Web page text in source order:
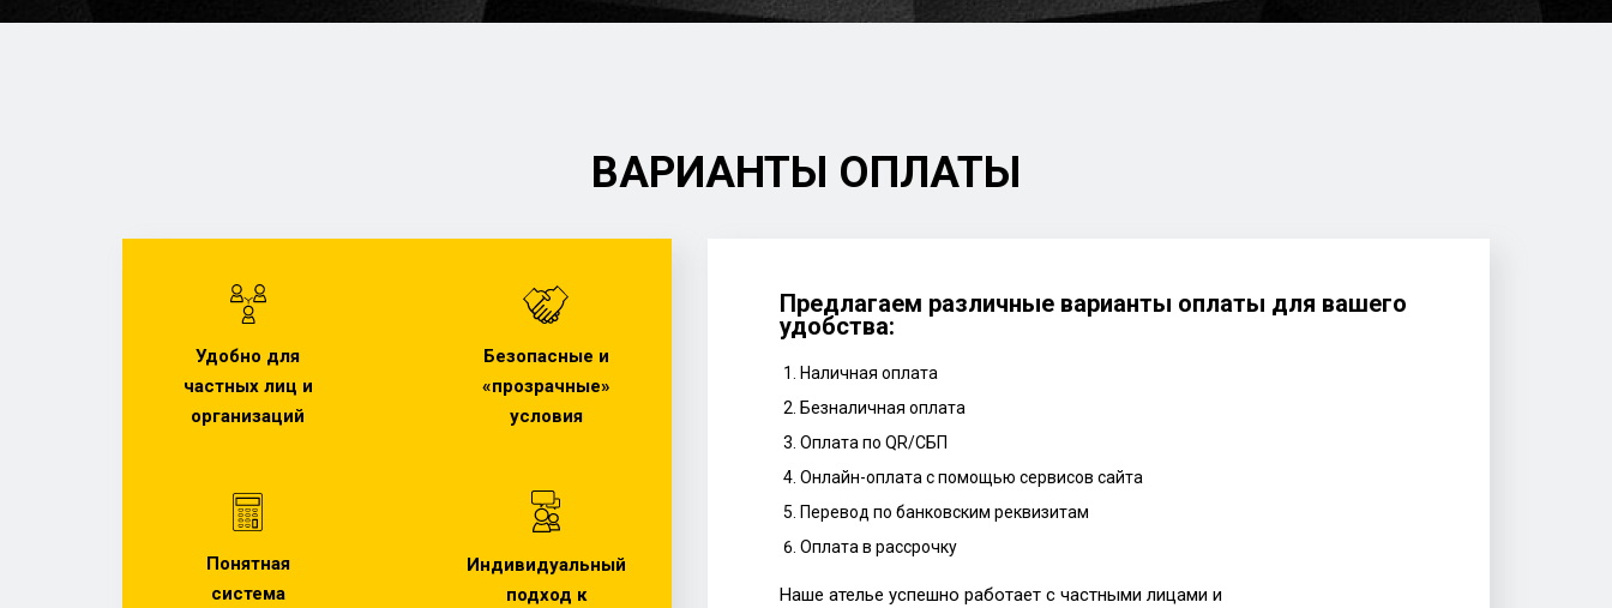
ВАРИАНТЫ ОПЛАТЫ
Удобно для
частных лиц и
организаций
Безопасные и
«прозрачные»
условия
Понятная
система
Индивидуальный
подход к
Предлагаем различные варианты оплаты для вашего
удобства:
Наличная оплата
Безналичная оплата
Оплата по QR/СБП
Онлайн-оплата с помощью сервисов сайта
Перевод по банковским реквизитам
Оплата в рассрочку
Наше ателье успешно работает с частными лицами и